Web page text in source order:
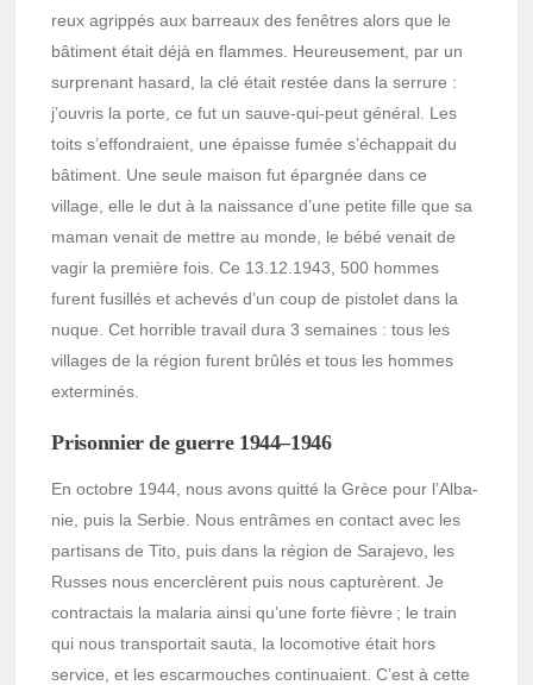
reux agrip­pés aux barreaux des fenêtres alors que le
bâti­ment était déjà en flammes. Heureu­se­ment, par un
surpre­nant hasard, la clé était restée dans la serrure :
j’ou­vris la porte, ce fut un sauve-qui-peut géné­ral. Les
toits s’ef­fon­draient, une épaisse fumée s’échap­pait du
bâti­ment. Une seule maison fut épar­gnée dans ce
village, elle le dut à la nais­sance d’une petite fille que sa
maman venait de mettre au monde, le bébé venait de
vagir la première fois. Ce 13.12.1943, 500 hommes
furent fusillés et ache­vés d’un coup de pisto­let dans la
nuque. Cet horrible travail dura 3 semaines : tous les
villages de la région furent brûlés et tous les hommes
exter­mi­nés.
Prison­nier de guerre 1944–1946
En octobre 1944, nous avons quitté la Grèce pour l’Al­ba­
nie, puis la Serbie. Nous entrâmes en contact avec les
parti­sans de Tito, puis dans la région de Sarajevo, les
Russes nous encer­clèrent puis nous captu­rèrent. Je
contrac­tais la mala­ria ainsi qu’une forte fièvre ; le train
qui nous trans­por­tait sauta, la loco­mo­tive était hors
service, et les escar­mouches conti­nuaient. C’est à cette